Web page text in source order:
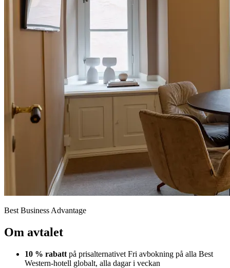
Best Business Advantage
Om avtalet
10 % rabatt på prisalternativet Fri avbokning på alla Best
Western-hotell globalt, alla dagar i veckan